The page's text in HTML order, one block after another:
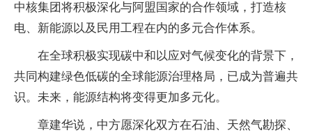
中核集团将积极深化与阿盟国家的合作领域，打造核
电、新能源以及民用工程在内的多元合作体系。
在全球积极实现碳中和以应对气候变化的背景下，
共同构建绿色低碳的全球能源治理格局，已成为普遍共
识。未来，能源结构将变得更加多元化。
章建华说，中方愿深化双方在石油、天然气勘探、